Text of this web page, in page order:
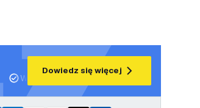
Wsparcie projektowe i plany oświetleniowe
Dowiedz się więcej